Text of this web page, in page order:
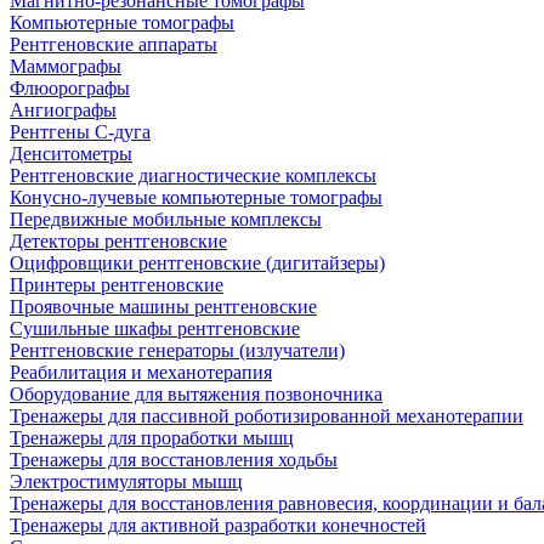
Компьютерные томографы
Рентгеновские аппараты
Маммографы
Флюорографы
Ангиографы
Рентгены С-дуга
Денситометры
Рентгеновские диагностические комплексы
Конусно-лучевые компьютерные томографы
Передвижные мобильные комплексы
Детекторы рентгеновские
Оцифровщики рентгеновские (дигитайзеры)
Принтеры рентгеновские
Проявочные машины рентгеновские
Сушильные шкафы рентгеновские
Рентгеновские генераторы (излучатели)
Реабилитация и механотерапия
Оборудование для вытяжения позвоночника
Тренажеры для пассивной роботизированной механотерапии
Тренажеры для проработки мышц
Тренажеры для восстановления ходьбы
Электростимуляторы мышц
Тренажеры для восстановления равновесия, координации и
Тренажеры для активной разработки конечностей